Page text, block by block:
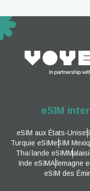
eSIM
eSIM aux États-Unis
Turquie eSIMeSIM
Thaïlande eSIM
Inde eSIMAllemagne
eSIM des